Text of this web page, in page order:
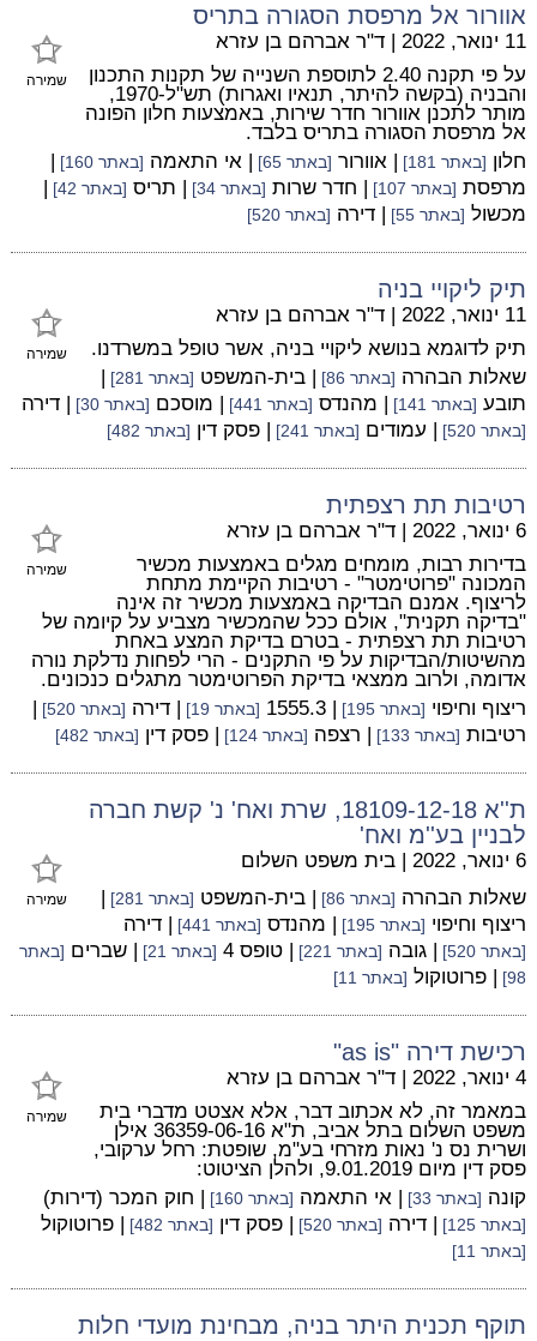
אוורור אל מרפסת הסגורה בתריס
שמירה
11 ינואר, 2022 | ד"ר אברהם בן עזרא
על פי תקנה 2.40 לתוספת השנייה של תקנות התכנון
והבניה (בקשה להיתר, תנאיו ואגרות) תש"ל-1970,
מותר לתכנן אוורור חדר שירות, באמצעות חלון הפונה
אל מרפסת הסגורה בתריס בלבד.
חלון [באתר 181] | אוורור [באתר 65] | אי התאמה [באתר 160]
|
מרפסת [באתר 107] | חדר שרות [באתר 34] | תריס [באתר 42]
|
מכשול [באתר 55] | דירה [באתר 520]
תיק ליקויי בניה
שמירה
11 ינואר, 2022 | ד"ר אברהם בן עזרא
תיק לדוגמא בנושא ליקויי בניה, אשר טופל במשרדנו.
שאלות הבהרה [באתר 86] | בית-המשפט [באתר 281]
|
תובע [באתר 141] | מהנדס [באתר 441] | מוסכם [באתר 30] | דירה
[באתר 520] | עמודים [באתר 241] | פסק דין [באתר 482]
רטיבות תת רצפתית
שמירה
6 ינואר, 2022 | ד"ר אברהם בן עזרא
בדירות רבות, מומחים מגלים באמצעות מכשיר
המכונה "פרוטימטר" - רטיבות הקיימת מתחת
לריצוף. אמנם הבדיקה באמצעות מכשיר זה אינה
"בדיקה תקנית", אולם ככל שהמכשיר מצביע על קיומה של
רטיבות תת רצפתית - בטרם בדיקת המצע באחת
מהשיטות/הבדיקות על פי התקנים - הרי לפחות נדלקת נורה
אדומה, ולרוב ממצאי בדיקת הפרוטימטר מתגלים כנכונים.
ריצוף וחיפוי [באתר 195] | 1555.3 [באתר 19] | דירה [באתר 520]
|
רטיבות [באתר 133] | רצפה [באתר 124] | פסק דין [באתר 482]
ת''א 18109-12-18, שרת ואח' נ' קשת חברה
לבניין בע''מ ואח'
שמירה
6 ינואר, 2022 | בית משפט השלום
שאלות הבהרה [באתר 86] | בית-המשפט [באתר 281]
|
ריצוף וחיפוי [באתר 195] | מהנדס [באתר 441] | דירה
[באתר 520] | גובה [באתר 221] | טופס 4 [באתר 21] | שברים [באתר
98]
| פרוטוקול [באתר 11]
רכישת דירה "as is"
שמירה
4 ינואר, 2022 | ד"ר אברהם בן עזרא
במאמר זה, לא אכתוב דבר, אלא אצטט מדברי בית
משפט השלום בתל אביב, ת"א 36359-06-16 אילן
ושרית נס נ' נאות מזרחי בע"מ, שופטת: רחל ערקובי,
פסק דין מיום 9.01.2019, ולהלן הציטוט:
קונה [באתר 33] | אי התאמה [באתר 160] | חוק המכר (דירות)
[באתר 125] | דירה [באתר 520] | פסק דין [באתר 482] | פרוטוקול
[באתר 11]
תוקף תכנית היתר בניה, מבחינת מועדי חלות